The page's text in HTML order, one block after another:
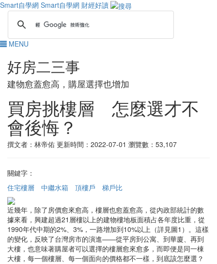
Smart自學網 Smart自學網 財經好讀
MENU
好房二三事
建物愈蓋愈高，購屋選擇也增加
買房挑樓層 怎麼選才不
會後悔？
撰文者：林帝佑 更新時間：2022-07-01 瀏覽數：53,107
關鍵字：
住宅樓層
中繼水箱 頂樓戶 梯戶比
近幾年，除了房價愈來愈高，樓層也愈蓋愈高，從內政部統計的數
據來看，興建超過21層樓以上的建物樓地板面積占各年度比重，從
1990年代中期的2%、3%，一路增加到10%以上（詳見圖1）。這樣
的變化，反映了台灣房市的演進——從平房到公寓、到華廈、再到
大樓，也意味著購屋者可以選擇的樓層愈來愈多，而即便是同一棟
大樓，每一個樓層、每一個面向的價格都不一樣，到底該怎麼選？